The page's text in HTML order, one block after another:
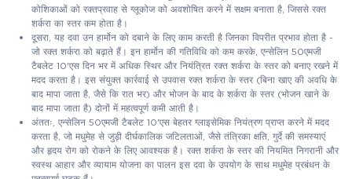
कोशिकाओं को रक्तप्रवाह से ग्लूकोज को अवशोषित करने में सक्षम बनाता है, जिससे रक्त
शर्करा का स्तर कम होता है।
दूसरा, यह दवा उन हार्मोन को दबाने के लिए काम करती है जिनका विपरीत प्रभाव होता है -
जो रक्त शर्करा को बढ़ाते हैं। इन हार्मोन की गतिविधि को कम करके, एन्सेलिन 50एमजी
टैबलेट 10'एस दिन भर में अधिक स्थिर और नियंत्रित रक्त शर्करा के स्तर को बनाए रखने में
मदद करता है। इस संयुक्त कार्रवाई से उपवास रक्त शर्करा के स्तर (बिना खाए की अवधि के
बाद मापा जाता है, जैसे कि रात भर) और भोजन के बाद के शर्करा के स्तर (भोजन खाने के
बाद मापा जाता है) दोनों में महत्वपूर्ण कमी आती है।
अंततः, एन्सेलिन 50एमजी टैबलेट 10'एस बेहतर ग्लाइसेमिक नियंत्रण प्राप्त करने में मदद
करता है, जो मधुमेह से जुड़ी दीर्घकालिक जटिलताओं, जैसे तंत्रिका क्षति, गुर्दे की समस्याएं
और हृदय रोग को रोकने के लिए आवश्यक है। रक्त शर्करा के स्तर की नियमित निगरानी और
स्वस्थ आहार और व्यायाम योजना का पालन इस दवा के उपयोग के साथ मधुमेह प्रबंधन के